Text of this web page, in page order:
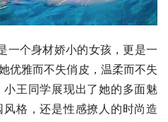
一个身材娇小的女孩，更是一
优雅而不失俏皮，温柔而不失
王同学展现出了她的多面魅
格，还是性感撩人的时尚造